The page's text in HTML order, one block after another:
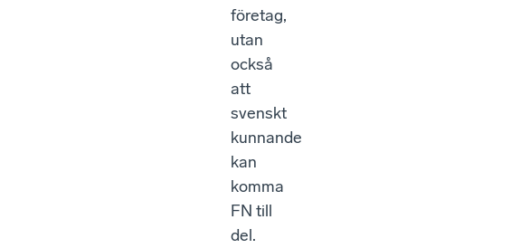
företag,
utan
också
att
svenskt
kunnande
kan
komma
FN till
del.